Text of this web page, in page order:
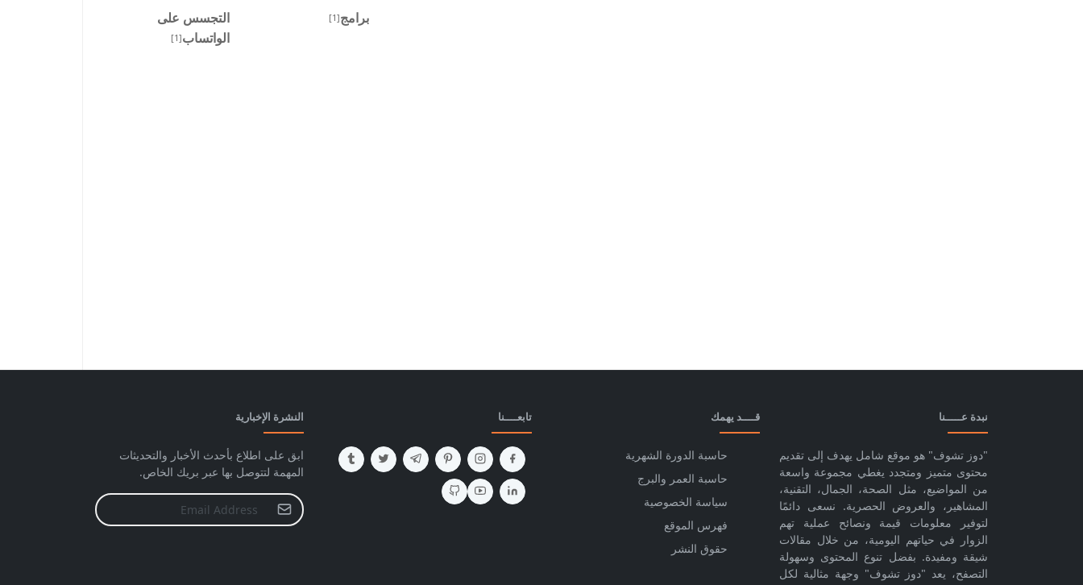
التجسس على
الواتساب[1]
برامج[1]
نبدة عـــــنا
"دوز تشوف" هو موقع شامل يهدف إلى تقديم
محتوى متميز ومتجدد يغطي مجموعة واسعة
من المواضيع، مثل الصحة، الجمال، التقنية،
المشاهير، والعروض الحصرية. نسعى دائمًا
لتوفير معلومات قيمة ونصائح عملية تهم
الزوار في حياتهم اليومية، من خلال مقالات
شيقة ومفيدة. بفضل تنوع المحتوى وسهولة
التصفح، يعد "دوز تشوف" وجهة مثالية لكل
قــــد يهمك
حاسبة الدورة الشهرية
حاسبة العمر والبرج
سياسة الخصوصية
فهرس الموقع
حقوق النشر
تابعــــنا النشرة الإخبارية
ابق على اطلاع بأحدث الأخبار والتحديثات
المهمة لتتوصل بها عبر بريك الخاص.